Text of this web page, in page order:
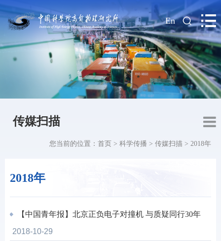
| En
传媒扫描
2018年
您当前的位置： 首页 > 科学传播 > 传媒扫描 > 2018年
【中国青年报】北京正负电子对撞机 与质疑同行30年
2018-10-29